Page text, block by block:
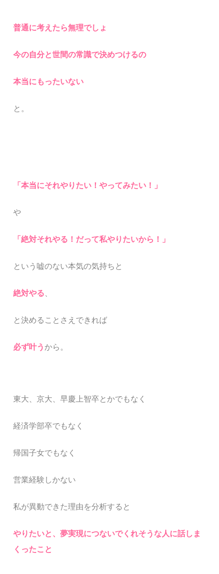
普通に考えたら無理でしょ
今の自分と世間の常識で決めつけるの
本当にもったいない
と。
「本当にそれやりたい！やってみたい！」
や
「絶対それやる！だって私やりたいから！」
という嘘のない本気の気持ちと
絶対やる
と決めることさえできれば
必ず叶う から。
東大、京大、早慶上智卒とかでもなく
経済学部卒でもなく
帰国子女でもなく
営業経験しかない
私が異動できた理由を分析すると
やりたいと、夢実現につないでくれそうな人に話しま
くったこと